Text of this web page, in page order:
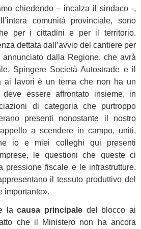
chiedendo – incalza il sindaco -,
comunità provinciale, sono
per i cittadini e per il territorio.
dettata dall’avvio del cantiere per
annunciato dalla Regione, che avrà
Spingere Società Autostrade e il
ai lavori è un tema che non ha un
essere affrontato insieme, in
di categoria che purtroppo
presenti nonostante il nostro
a scendere in campo, uniti,
io e miei colleghi qui presenti
le questioni che queste ci
pressione fiscale e le infrastrutture.
il tessuto produttivo del
importante».
lacausa principale del blocco ai
che il Ministero non ha ancora